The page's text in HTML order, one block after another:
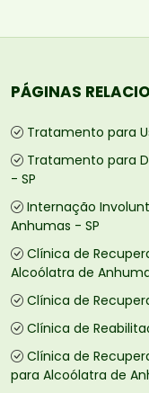
PÁGINAS
Tratamento para
Tratamento para
- SP
Internação
Anhumas - SP
Clínica de
Alcoólatra de
Clínica de
Clínica de
Clínica de
para Alcoólatra de